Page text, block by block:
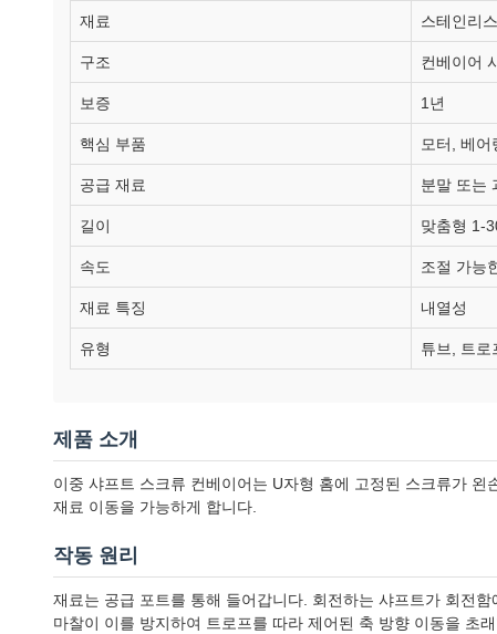
재료 스테인리
구조 컨베이어
보증 1년
핵심 부품 모터, 베어
공급 재료 분말 또는
길이 맞춤형 1-
속도 조절 가능
재료 특징 내열성
유형 튜브, 트로
제품 소개
이중 샤프트 스크류 컨베이어는 U자형 홈에 고정된 스크류가
재료 이동을 가능하게 합니다.
작동 원리
재료는 공급 포트를 통해 들어갑니다. 회전하는 샤프트가 회전
마찰이 이를 방지하여 트로프를 따라 제어된 축 방향 이동을 초래